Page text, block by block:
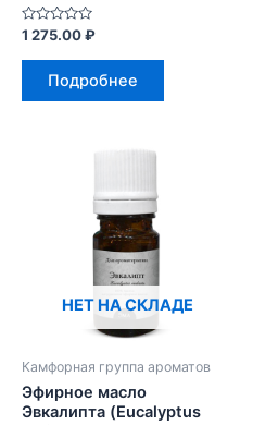
Оценка
из
1 275.00₽
Подробнее
НЕТ НА СКЛАДЕ
Камфорная группа ароматов
Эфирное масло
Эвкалипта (Eucalyptus